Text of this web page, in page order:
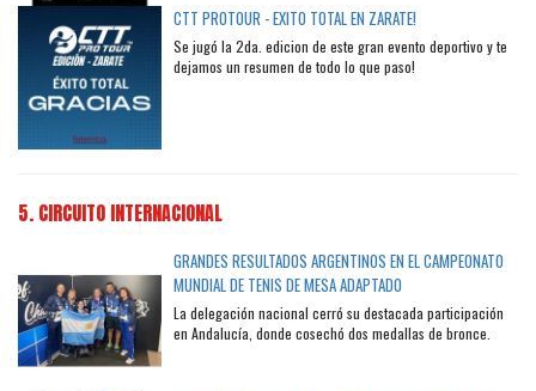
CTT PROTOUR - EXITO TOTAL EN ZARATE!
Se jugó la 2da. edicion de este gran evento deportivo y te
dejamos un resumen de todo lo que paso!
5. CIRCUITO INTERNACIONAL
GRANDES RESULTADOS ARGENTINOS EN EL CAMPEONATO
MUNDIAL DE TENIS DE MESA ADAPTADO
La delegación nacional cerró su destacada participación
en Andalucía, donde cosechó dos medallas de bronce.